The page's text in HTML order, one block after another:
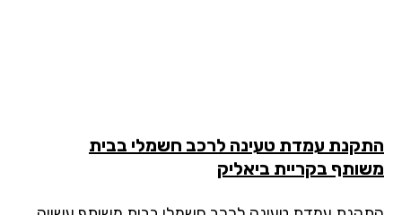
עמדת טעינה לרכב חשמלי בבית
בקריית ביאליק